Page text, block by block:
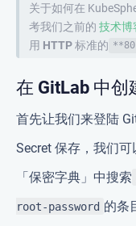
关于如何在
考我们之前的 技术博
用 HTTP 标准的
在 GitLab 中创
首先让我们来登陆
Secret 保存，我们
「保密字典」中搜索
root-password 的条